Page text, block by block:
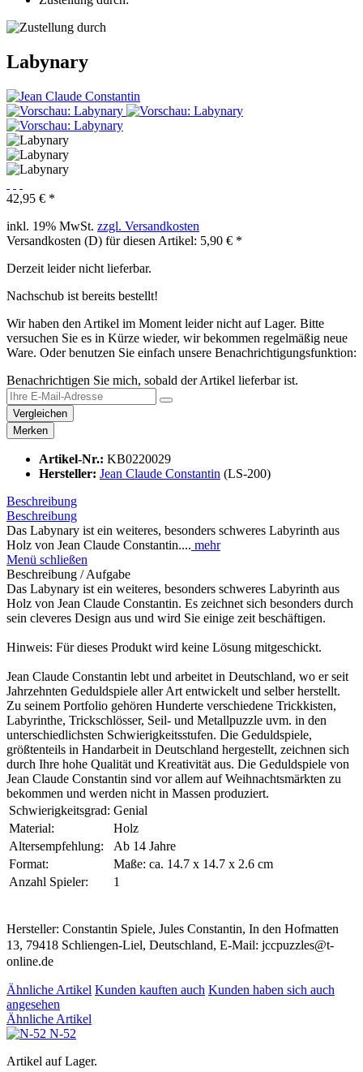
Labynary
42,95 € *
inkl. 19% MwSt. zzgl. Versandkosten
Versandkosten (D) für diesen Artikel: 5,90 € *
Derzeit leider nicht lieferbar.
Nachschub ist bereits bestellt!
Wir haben den Artikel im Moment leider nicht auf Lager. Bitte
versuchen Sie es in Kürze wieder, wir bekommen regelmäßig neue
Ware. Oder benutzen Sie einfach unsere Benachrichtigungsfunktion:
Benachrichtigen Sie mich, sobald der Artikel lieferbar ist.
Vergleichen
Merken
Artikel-Nr.: KB0220029
Hersteller: Jean Claude Constantin (LS-200)
Beschreibung
Beschreibung
Das Labynary ist ein weiteres, besonders schweres Labyrinth aus
Holz von Jean Claude Constantin.... mehr
Menü schließen
Beschreibung / Aufgabe
Das Labynary ist ein weiteres, besonders schweres Labyrinth aus
Holz von Jean Claude Constantin. Es zeichnet sich besonders durch
sein cleveres Design aus und wird Sie einige zeit beschäftigen.
Hinweis: Für dieses Produkt wird keine Lösung mitgeschickt.
Jean Claude Constantin lebt und arbeitet in Deutschland, wo er seit
Jahrzehnten Geduldspiele aller Art entwickelt und selber herstellt.
Zu seinem Portfolio gehören Hunderte verschiedene Trickkisten,
Labyrinthe, Trickschlösser, Seil- und Metallpuzzle uvm. in den
unterschiedlichsten Schwierigkeitsstufen. Die Geduldspiele,
größtenteils in Handarbeit in Deutschland hergestellt, zeichnen sich
durch Ihre hohe Qualität und Kreativität aus. Die Geduldspiele von
Jean Claude Constantin sind vor allem auf Weihnachtsmärkten zu
bekommen und werden nicht in Massen produziert.
Schwierigkeitsgrad: Genial
Material:
Holz
Altersempfehlung:
Ab 14 Jahre
Format:
Maße: ca. 14.7 x 14.7 x 2.6 cm
Anzahl Spieler:
1
Hersteller: Constantin Spiele, Jules Constantin, In den Hofmatten
13, 79418 Schliengen-Liel, Deutschland, E-Mail: jccpuzzles@t-
online.de
Ähnliche Artikel Kunden kauften auch Kunden haben sich auch
angesehen
Ähnliche Artikel
N-52
Artikel auf Lager.